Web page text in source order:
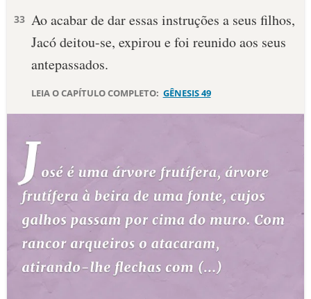
33 Ao acabar de dar essas instruções a seus filhos,
Jacó deitou-se, expirou e foi reunido aos seus
antepassados.
LEIA O CAPÍTULO COMPLETO: GÊNESIS 49